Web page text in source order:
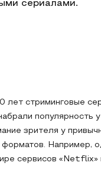
сериалами.
лет стриминговые
популярность у
зрителя у
форматов. Например,
сервисов «Netflix»